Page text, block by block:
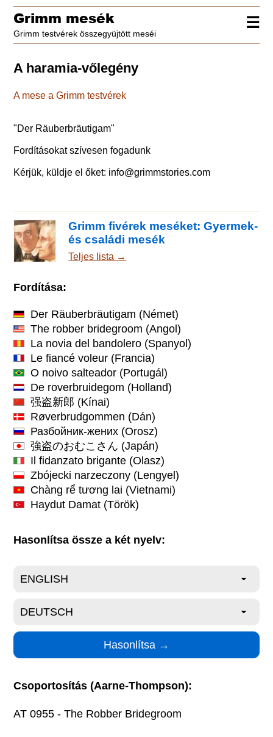
☰
Grimm mesék
Grimm testvérek összegyüjtött meséi
A haramia-vőlegény
A mese a Grimm testvérek
"Der Räuberbräutigam"
Fordításokat szívesen fogadunk
Kérjük, küldje el őket: info@grimmstories.com
Grimm fivérek meséket: Gyermek-
és családi mesék
Teljes lista →
Fordítása:
Der Räuberbräutigam (Német)
The robber bridegroom (Angol)
La novia del bandolero (Spanyol)
Le fiancé voleur (Francia)
O noivo salteador (Portugál)
De roverbruidegom (Holland)
强盗新郎 (Kínai)
Røverbrudgommen (Dán)
Разбойник-жених (Orosz)
強盗のおむこさん (Japán)
Il fidanzato brigante (Olasz)
Zbójecki narzeczony (Lengyel)
Chàng rể tương lai (Vietnami)
Haydut Damat (Török)
Hasonlítsa össze a két nyelv:
Csoportosítás (Aarne-Thompson):
AT 0955 - The Robber Bridegroom